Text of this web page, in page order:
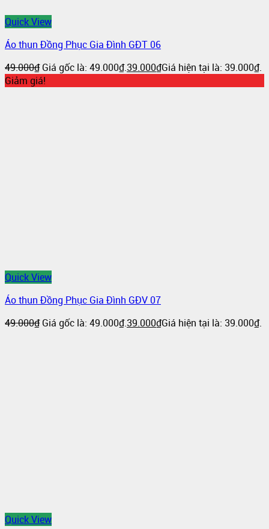
Quick View
Áo thun Đồng Phục Gia Đình GĐT 06
49.000₫ Giá gốc là: 49.000₫.39.000₫Giá hiện tại là: 39.000₫.
Giảm giá!
Quick View
Áo thun Đồng Phục Gia Đình GĐV 07
49.000₫ Giá gốc là: 49.000₫.39.000₫Giá hiện tại là: 39.000₫.
Quick View